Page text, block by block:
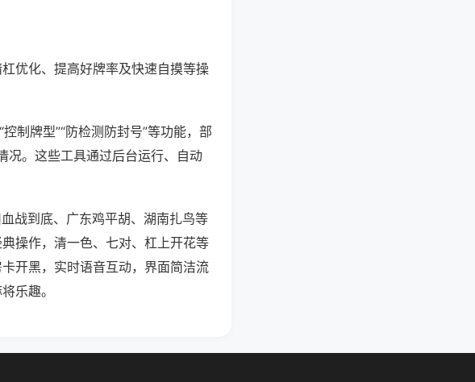
优化、提高好牌率及快速自摸等操
制牌型”“防检测防封号”等功能，部
况。这些工具通过后台运行、自动
战到底、广东鸡平胡、湖南扎鸟等
操作，清一色、七对、杠上开花等
开黑，实时语音互动，界面简洁流
乐趣。